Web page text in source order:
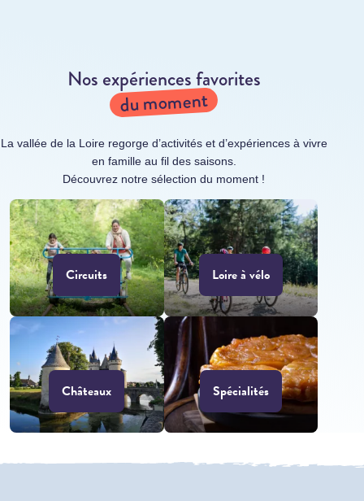
Nos expériences favorites
du moment
La vallée de la Loire regorge d’activités et d’expériences à vivre
en famille au fil des saisons.
Découvrez notre sélection du moment !
Circuits Loire à vélo
Châteaux Spécialités